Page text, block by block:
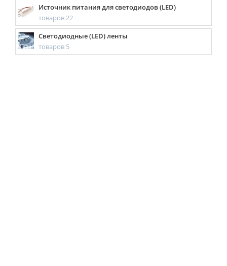
Источник питания для светодиодов (LED)
товаров 22
Светодиодные (LED) ленты
товаров 5